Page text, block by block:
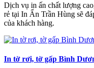
Dịch vụ in ấn chất lượng
rẻ tại In Ấn Trần Hùng sẽ
của khách hàng.
In tờ rơi, tờ gấp Bình